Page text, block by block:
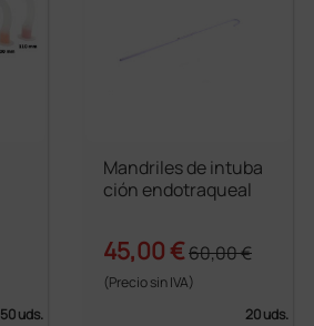
50 uds.
Mandriles de intuba
ción endotraqueal
45,00 €60,00 €
(Precio sin IVA)
20 uds.